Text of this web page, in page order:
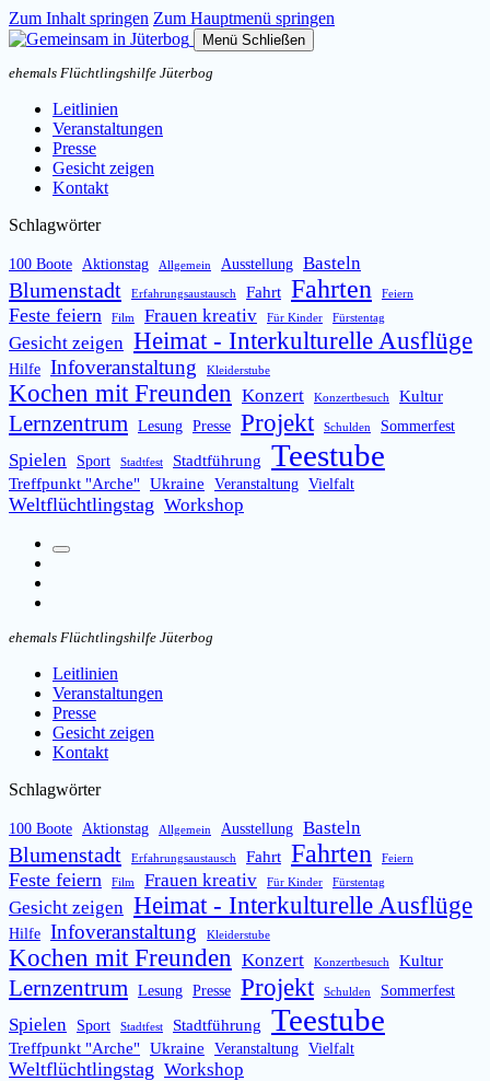
Zum Inhalt springen Zum Hauptmenü springen
Menü Schließen
ehemals Flüchtlingshilfe Jüterbog
Leitlinien
Veranstaltungen
Presse
Gesicht zeigen
Kontakt
Schlagwörter
100 Boote Aktionstag Allgemein Ausstellung Basteln
Blumenstadt Erfahrungsaustausch Fahrt Fahrten Feiern
Feste feiern Film Frauen kreativ Für Kinder Fürstentag
Gesicht zeigen Heimat - Interkulturelle Ausflüge
Hilfe Infoveranstaltung Kleiderstube
Kochen mit Freunden Konzert Konzertbesuch Kultur
Lernzentrum Lesung Presse Projekt Schulden Sommerfest
Spielen Sport Stadtfest Stadtführung Teestube
Treffpunkt "Arche" Ukraine Veranstaltung Vielfalt
Weltflüchtlingstag Workshop
Suchfeld
ehemals Flüchtlingshilfe Jüterbog
Leitlinien
Veranstaltungen
Presse
Gesicht zeigen
Kontakt
Schlagwörter
100 Boote Aktionstag Allgemein Ausstellung Basteln
Blumenstadt Erfahrungsaustausch Fahrt Fahrten Feiern
Feste feiern Film Frauen kreativ Für Kinder Fürstentag
Gesicht zeigen Heimat - Interkulturelle Ausflüge
Hilfe Infoveranstaltung Kleiderstube
Kochen mit Freunden Konzert Konzertbesuch Kultur
Lernzentrum Lesung Presse Projekt Schulden Sommerfest
Spielen Sport Stadtfest Stadtführung Teestube
Treffpunkt "Arche" Ukraine Veranstaltung Vielfalt
Weltflüchtlingstag Workshop